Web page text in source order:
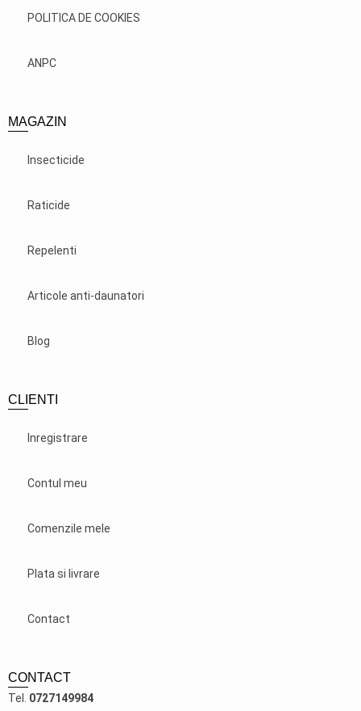
POLITICA DE COOKIES
ANPC
MAGAZIN
Insecticide
Raticide
Repelenti
Articole anti-daunatori
Blog
CLIENTI
Inregistrare
Contul meu
Comenzile mele
Plata si livrare
Contact
CONTACT
Tel. 0727149984